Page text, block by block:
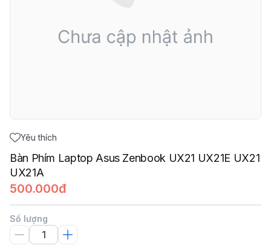
Yêu thích
Bàn Phím Laptop Asus Zenbook UX21 UX21E UX21
UX21A
500.000đ
Số lượng